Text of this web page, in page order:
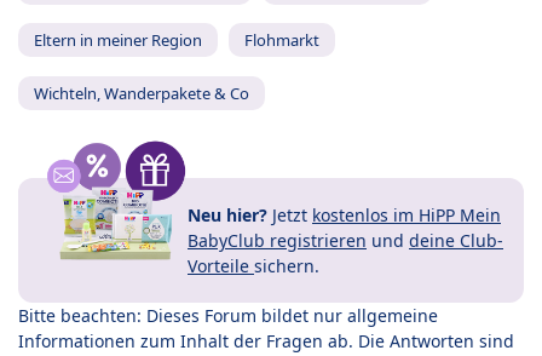
Eltern in meiner Region Flohmarkt
Wichteln, Wanderpakete & Co
Neu hier? Jetzt kostenlos im HiPP Mein
BabyClub registrieren und deine Club-
Vorteile sichern.
Bitte beachten: Dieses Forum bildet nur allgemeine
Informationen zum Inhalt der Fragen ab. Die Antworten sind